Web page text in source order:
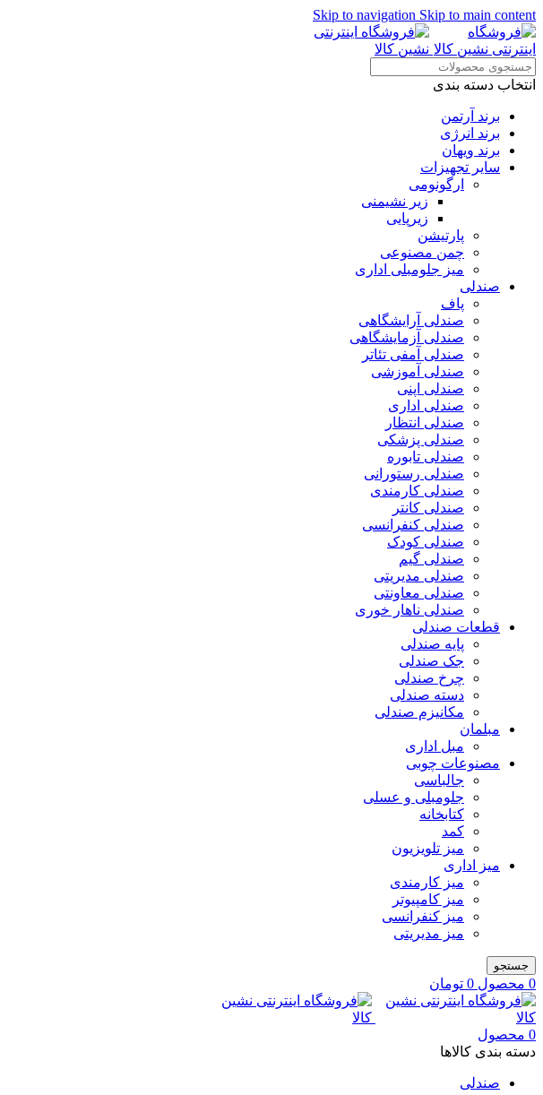
Skip to navigation Skip to main content
انتخاب دسته بندی
برند آرتمن
برند انرژی
برند ویهان
سایر تجهیزات
ارگونومی
زیر نشیمنی
زیرپایی
پارتیشن
چمن مصنوعی
میز جلومبلی اداری
صندلی
پاف
صندلی آرایشگاهی
صندلی آزمایشگاهی
صندلی آمفی تئاتر
صندلی آموزشی
صندلی اپنی
صندلی اداری
صندلی انتظار
صندلی پزشکی
صندلی تابوره
صندلی رستورانی
صندلی کارمندی
صندلی کانتر
صندلی کنفرانسی
صندلی کودک
صندلی گیم
صندلی مدیریتی
صندلی معاونتی
صندلی ناهار خوری
قطعات صندلی
پایه صندلی
جک صندلی
چرخ صندلی
دسته صندلی
مکانیزم صندلی
مبلمان
مبل اداری
مصنوعات چوبی
جالباسی
جلومبلی و عسلی
کتابخانه
کمد
میز تلویزیون
میز اداری
میز کارمندی
میز کامپیوتر
میز کنفرانسی
میز مدیریتی
جستجو
0 محصول 0 تومان
0 محصول
دسته بندی کالاها
صندلی